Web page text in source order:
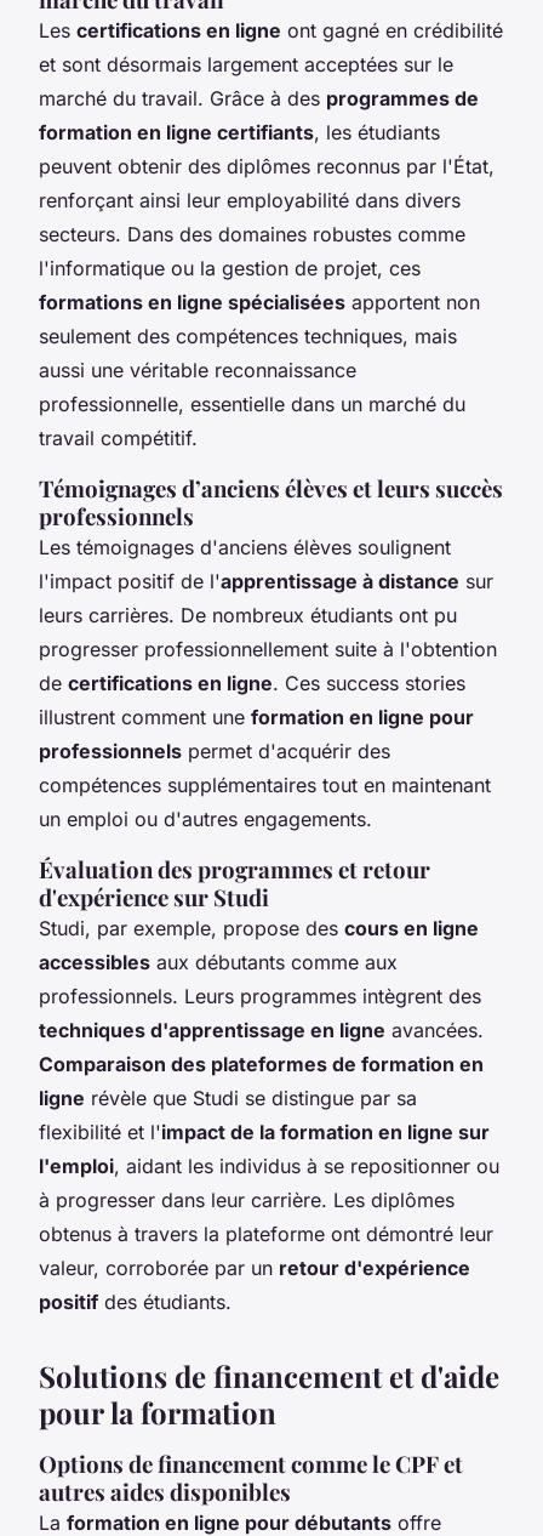
Les certifications en ligne ont gagné en crédibilité
et sont désormais largement acceptées sur le
marché du travail. Grâce à des programmes de
formation en ligne certifiants, les étudiants
peuvent obtenir des diplômes reconnus par l'État,
renforçant ainsi leur employabilité dans divers
secteurs. Dans des domaines robustes comme
l'informatique ou la gestion de projet, ces
formations en ligne spécialisées apportent non
seulement des compétences techniques, mais
aussi une véritable reconnaissance
professionnelle, essentielle dans un marché du
travail compétitif.
Témoignages d’anciens élèves et leurs succès
professionnels
Les témoignages d'anciens élèves soulignent
l'impact positif de l'apprentissage à distance sur
leurs carrières. De nombreux étudiants ont pu
progresser professionnellement suite à l'obtention
de certifications en ligne. Ces success stories
illustrent comment une formation en ligne pour
professionnels permet d'acquérir des
compétences supplémentaires tout en maintenant
un emploi ou d'autres engagements.
Évaluation des programmes et retour
d'expérience sur Studi
Studi, par exemple, propose des cours en ligne
accessibles aux débutants comme aux
professionnels. Leurs programmes intègrent des
techniques d'apprentissage en ligne avancées.
Comparaison des plateformes de formation en
ligne révèle que Studi se distingue par sa
flexibilité et l'impact de la formation en ligne sur
l'emploi, aidant les individus à se repositionner ou
à progresser dans leur carrière. Les diplômes
obtenus à travers la plateforme ont démontré leur
valeur, corroborée par un retour d'expérience
positif des étudiants.
Solutions de financement et d'aide
pour la formation
Options de financement comme le CPF et
autres aides disponibles
La formation en ligne pour débutants offre